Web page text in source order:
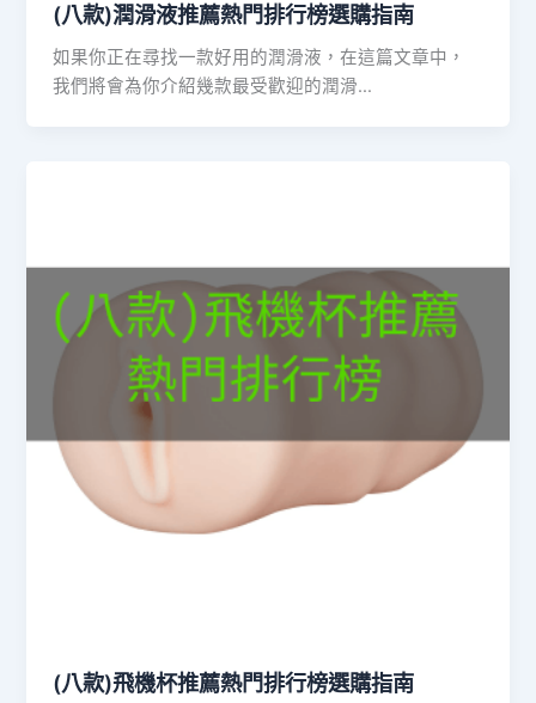
(八款)潤滑液推薦熱門排行榜選購指南
如果你正在尋找一款好用的潤滑液，在這篇文章中，
我們將會為你介紹幾款最受歡迎的潤滑…
(八款)飛機杯推薦熱門排行榜選購指南